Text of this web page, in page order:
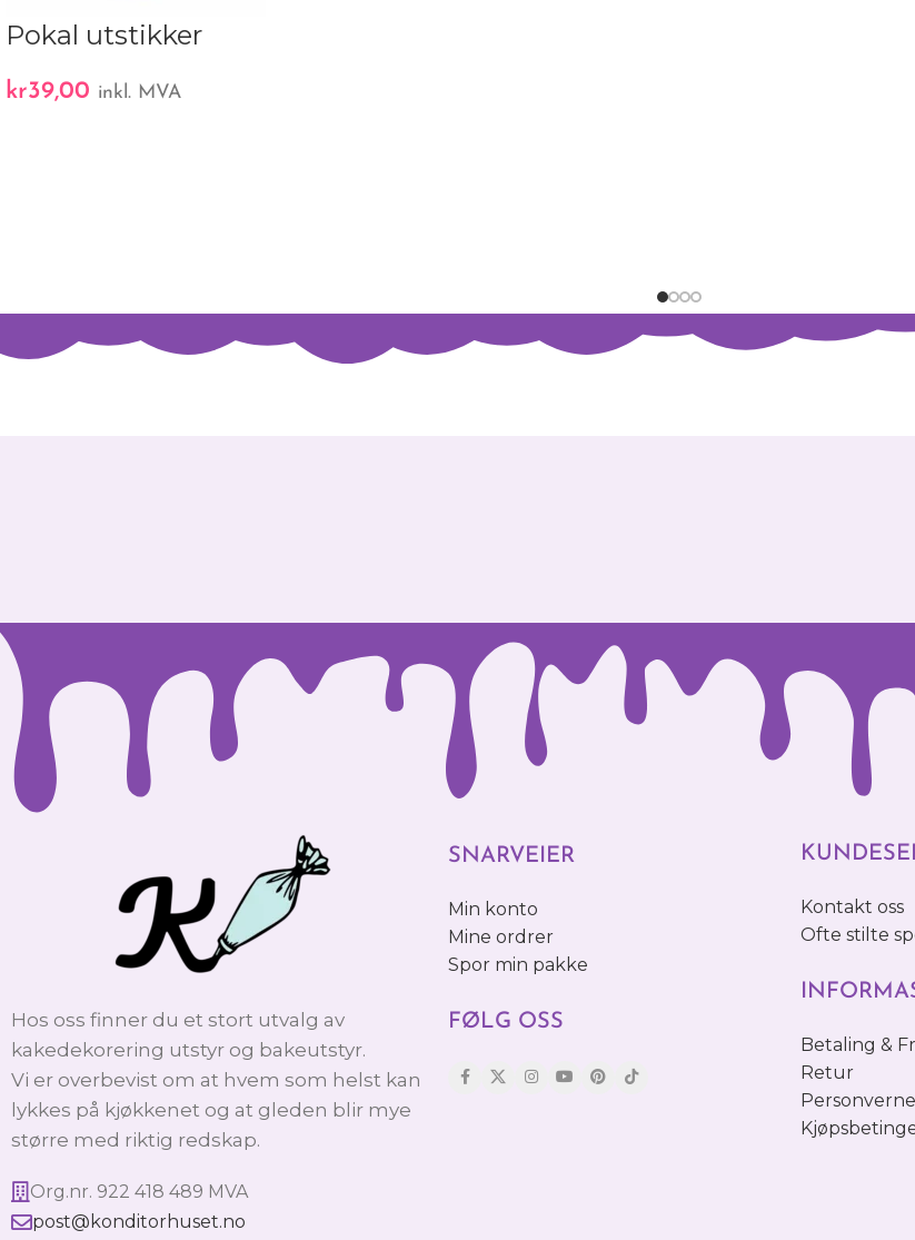
Pokal utstikker
kr39,00 inkl. MVA
Hos oss finner du et stort utvalg av
kakedekorering utstyr og bakeutstyr.
Vi er overbevist om at hvem som helst kan
lykkes på kjøkkenet og at gleden blir mye
større med riktig redskap.
Org.nr. 922 418 489 MVA
post@konditorhuset.no
SNARVEIER
Min konto
Mine ordrer
Spor min pakke
FØLG OSS
Kontakt oss
Ofte stilte
Betaling &
Retur